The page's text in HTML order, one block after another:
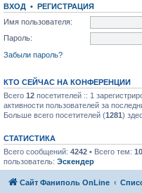
ВХОД • РЕГИСТРАЦИЯ
Имя пользователя:
Пароль:
Забыли пароль?
КТО СЕЙЧАС НА КОНФЕРЕНЦИИ
Всего 12 посетителей :: 1
активности пользователей за
Больше всего посетителей (1281)
СТАТИСТИКА
Всего сообщений: 4242 • Всего тем:
пользователь: Эскендер
Сайт Фаниполь OnLine